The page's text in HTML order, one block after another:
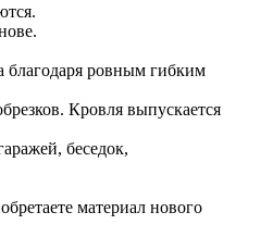
благодаря ровным гибким
Кровля выпускается
беседок,
материал нового